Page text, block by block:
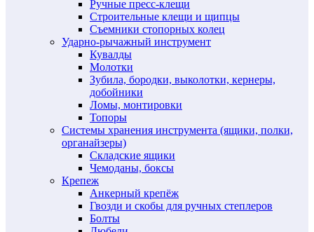
Ручные пресс-клещи
Строительные клещи и щипцы
Съемники стопорных колец
Ударно-рычажный инструмент
Кувалды
Молотки
Зубила, бородки, выколотки, кернеры,
добойники
Ломы, монтировки
Топоры
Системы хранения инструмента (ящики, полки,
органайзеры)
Складские ящики
Чемоданы, боксы
Крепеж
Анкерный крепёж
Гвозди и скобы для ручных степлеров
Болты